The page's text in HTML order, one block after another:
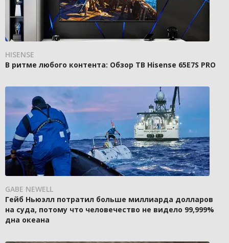
HISENSE
В ритме любого контента: Обзор ТВ Hisense 65E7S PRO
GABE NEWELL
Гейб Ньюэлл потратил больше миллиарда долларов
на суда, потому что человечество не видело 99,999%
дна океана